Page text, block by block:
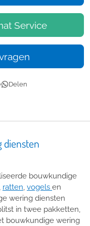
Service
Delen
diensten
bouwkundige
, ratten, vogels en
wering diensten
in twee pakketten,
bouwkundige wering